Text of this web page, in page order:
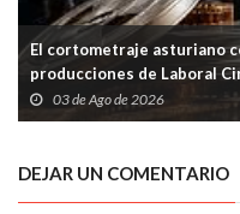
El cortometraje asturiano
producciones de Laboral
03 de Ago de 2026
DEJAR UN COMENTARIO